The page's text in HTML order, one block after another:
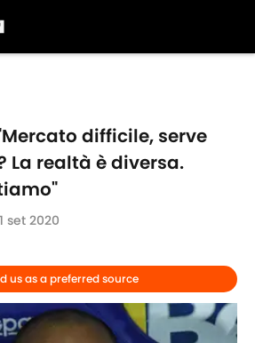
difficile, serve
La realtà è diversa.
1 set 2020
us as a preferred source